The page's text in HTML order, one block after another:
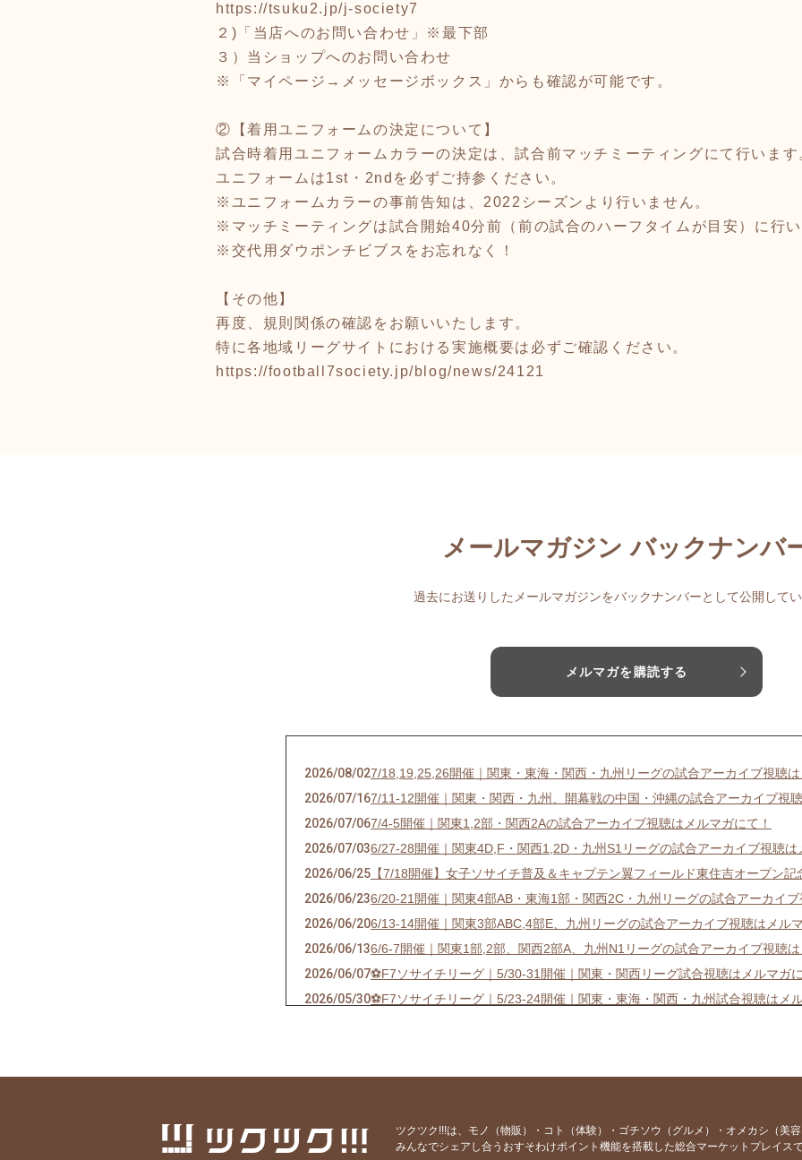
https://tsuku2.jp/j-society7
２)「当店へのお問い合わせ」※最下部
３）当ショップへのお問い合わせ
※「マイページ→メッセージボックス」からも確認が可能です。
②【着用ユニフォームの決定について】
試合時着用ユニフォームカラーの決定は、試合前マッチミーティングにて行います
ユニフォームは1st・2ndを必ずご持参ください。
※ユニフォームカラーの事前告知は、2022シーズンより行いません。
※マッチミーティングは試合開始40分前（前の試合のハーフタイムが目安）に行い
※交代用ダウポンチビブスをお忘れなく！
【その他】
再度、規則関係の確認をお願いいたします。
特に各地域リーグサイトにおける実施概要は必ずご確認ください。
https://football7society.jp/blog/news/24121
メールマガジン バックナンバ
過去にお送りしたメールマガジンをバックナンバーとして公開してい
メルマガを購読する
2026/08/027/18,19,25,26開催｜関東・東海・関西・九州リーグの試合アーカイブ視聴は
2026/07/167/11-12開催｜関東・関西・九州、開幕戦の中国・沖縄の試合アーカイブ視
2026/07/067/4-5開催｜関東1,2部・関西2Aの試合アーカイブ視聴はメルマガにて！
2026/07/036/27-28開催｜関東4D,F・関西1,2D・九州S1リーグの試合アーカイブ視聴は
2026/06/25 【7/18開催】女子ソサイチ普及＆キャプテン翼フィールド東住吉オープン記
2026/06/236/20-21開催｜関東4部AB・東海1部・関西2C・九州リーグの試合アーカイブ
2026/06/206/13-14開催｜関東3部ABC,4部E、九州リーグの試合アーカイブ視聴はメル
2026/06/136/6-7開催｜関東1部,2部、関西2部A、九州N1リーグの試合アーカイブ視聴は
2026/06/07⚽F7ソサイチリーグ｜5/30-31開催｜関東・関西リーグ試合視聴はメルマガに
2026/05/30⚽F7ソサイチリーグ｜5/23-24開催｜関東・東海・関西・九州試合視聴はメ
2026/05/17⚽F7ソサイチリーグ｜5/9-10開催｜関東・関西・九州試合視聴はメルマガに
⚽F7ソサイチリーグ｜4/18-19開催｜関東・東海・関西・九州試合視聴はメ
2026/04/18
⚽F7ソサイチリーグ｜4/11-12開催｜関東・関西・九州試合視聴はメルマガに
ツクツク!!!は、モノ（物販）・コト（体験）・ゴチソウ（グルメ）・オメカシ（美
みんなでシェアし合うおすそわけポイント機能を搭載した総合マーケットプレイスで